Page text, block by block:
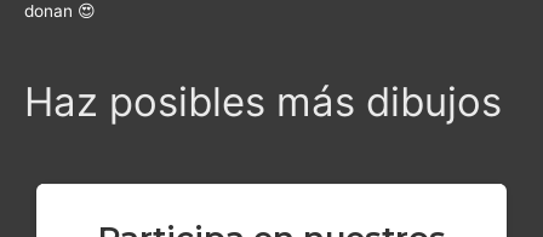
donan 😍
Haz posibles más dibujos